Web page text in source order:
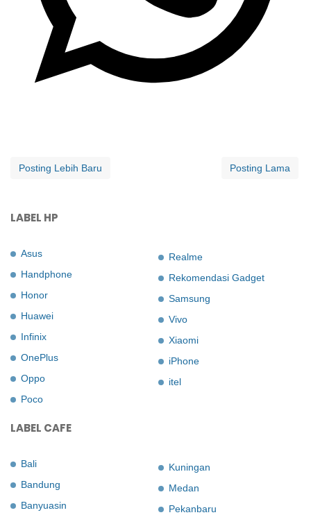
Posting Lebih Baru Posting Lama
LABEL HP
Asus
Handphone
Honor
Huawei
Infinix
OnePlus
Oppo
Poco
Realme
Rekomendasi Gadget
Samsung
Vivo
Xiaomi
iPhone
itel
LABEL CAFE
Bali
Bandung
Banyuasin
Kuningan
Medan
Pekanbaru